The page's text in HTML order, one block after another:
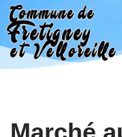
Aller
au
contenu